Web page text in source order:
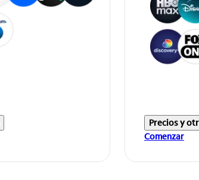
Precios y
Comenzar